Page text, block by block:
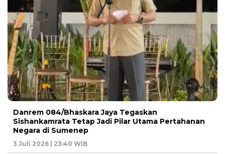
Danrem 084/Bhaskara Jaya Tegaskan
Sishankamrata Tetap Jadi Pilar Utama Pertahanan
Negara di Sumenep
3 Juli 2026 | 23:40 WIB